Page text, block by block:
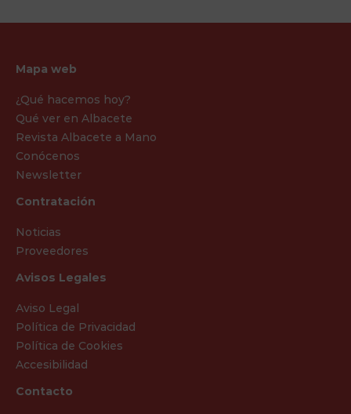
Mapa web
¿Qué hacemos hoy?
Qué ver en Albacete
Revista Albacete a Mano
Conócenos
Newsletter
Contratación
Noticias
Proveedores
Avisos Legales
Aviso Legal
Política de Privacidad
Política de Cookies
Accesibilidad
Contacto